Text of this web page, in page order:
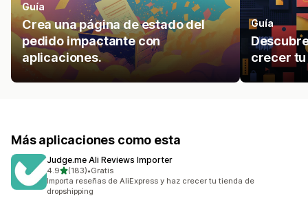
Guía
Crea una página de estado del
pedido impactante con
aplicaciones.
Guía
crecer
Más aplicaciones como esta
Judge.me Ali Reviews Importer
4.9de 5 estrellas
(183)
183 reseñas en total
•Gratis
Importa reseñas de AliExpress y haz crecer tu tienda de
dropshipping